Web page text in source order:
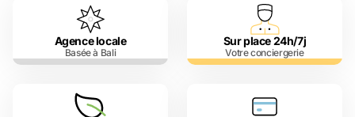
Agence locale
Basée à Bali
Sur place 24h/7j
Votre conciergerie